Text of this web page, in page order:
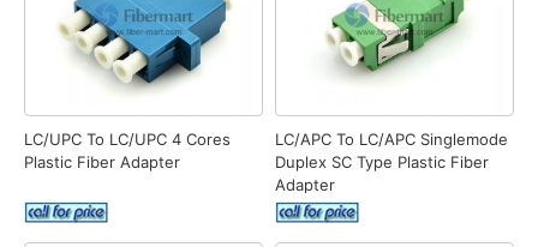
LC/UPC To LC/UPC 4 Cores
Plastic Fiber Adapter
LC/APC To LC/APC Singlemode
Duplex SC Type Plastic Fiber
Adapter